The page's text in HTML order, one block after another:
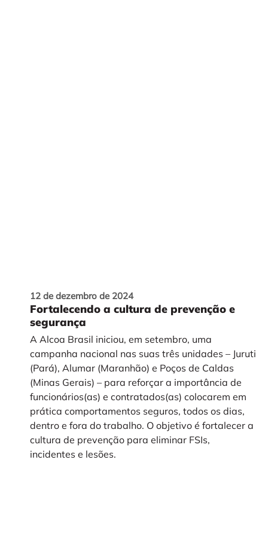
12 de dezembro de 2024
Fortalecendo a cultura de prevenção e
segurança
A Alcoa Brasil iniciou, em setembro, uma
campanha nacional nas suas três unidades – Juruti
(Pará), Alumar (Maranhão) e Poços de Caldas
(Minas Gerais) – para reforçar a importância de
funcionários(as) e contratados(as) colocarem em
prática comportamentos seguros, todos os dias,
dentro e fora do trabalho. O objetivo é fortalecer a
cultura de prevenção para eliminar FSIs,
incidentes e lesões.